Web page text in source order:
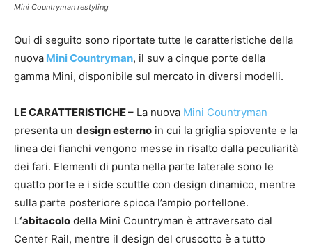
Mini Countryman restyling
Qui di seguito sono riportate tutte le caratteristiche della
nuova Mini Countryman, il suv a cinque porte della
gamma Mini, disponibile sul mercato in diversi modelli.
LE CARATTERISTICHE – La nuova Mini Countryman
presenta un design esterno in cui la griglia spiovente e la
linea dei fianchi vengono messe in risalto dalla peculiarità
dei fari. Elementi di punta nella parte laterale sono le
quatto porte e i side scuttle con design dinamico, mentre
sulla parte posteriore spicca l’ampio portellone.
L‘abitacolo della Mini Countryman è attraversato dal
Center Rail, mentre il design del cruscotto è a tutto